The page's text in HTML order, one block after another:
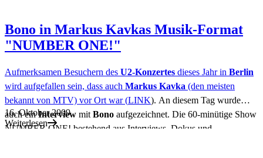
Bono in Markus Kavkas Musik-Format
"NUMBER ONE!"
Aufmerksamen Besuchern des U2-Konzertes dieses Jahr in Berlin
wird aufgefallen sein, dass auch Markus Kavka (den meisten
bekannt von MTV) vor Ort war (LINK). An diesem Tag wurde
auch einInterview mit Bono aufgezeichnet. Die 60-minütige Show
NUMBER ONE! bestehend aus Interviews, Dokus und
16. Oktober 2009
Weiterlesen